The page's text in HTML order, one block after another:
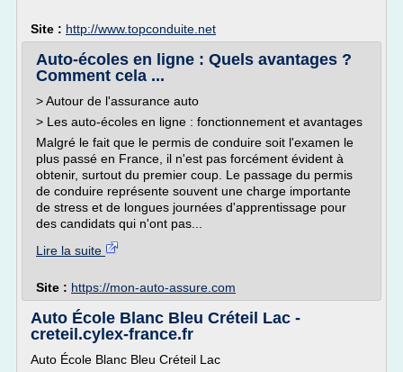
Site : http://www.topconduite.net
Auto-écoles en ligne : Quels avantages ?
Comment cela ...
> Autour de l'assurance auto
> Les auto-écoles en ligne : fonctionnement et avantages
Malgré le fait que le permis de conduire soit l'examen le
plus passé en France, il n'est pas forcément évident à
obtenir, surtout du premier coup. Le passage du permis
de conduire représente souvent une charge importante
de stress et de longues journées d'apprentissage pour
des candidats qui n'ont pas...
Lire la suite
Site : https://mon-auto-assure.com
Auto École Blanc Bleu Créteil Lac -
creteil.cylex-france.fr
Auto École Blanc Bleu Créteil Lac